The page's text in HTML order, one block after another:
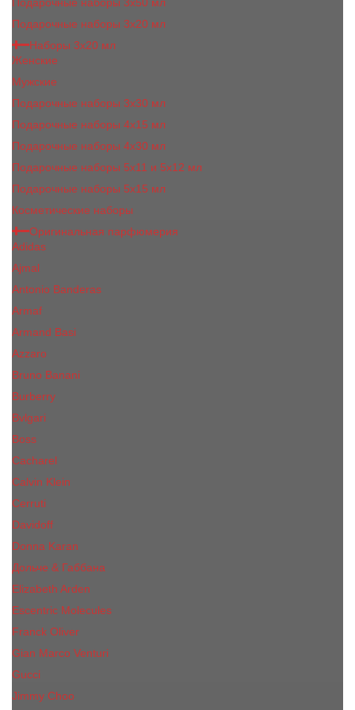
Подарочные наборы 3x20 мл
Наборы 3х20 мл
Женские
Мужские
Подарочные наборы 3х30 мл
Подарочные наборы 4x15 мл
Подарочные наборы 4x30 мл
Подарочные наборы 5x11 и 5х12 мл
Подарочные наборы 5x15 мл
Косметические наборы
Оригинальная парфюмерия
Adidas
Ajmal
Antonio Banderas
Armaf
Armand Basi
Azzaro
Bruno Banani
Burberry
Bvlgari
Boss
Cacharel
Calvin Klein
Cerruti
Davidoff
Donna Karan
Дольче & Габбана
Elizabeth Arden
Escentric Molecules
Franck Oliver
Gian Marco Venturi
Gucci
Jimmy Choo